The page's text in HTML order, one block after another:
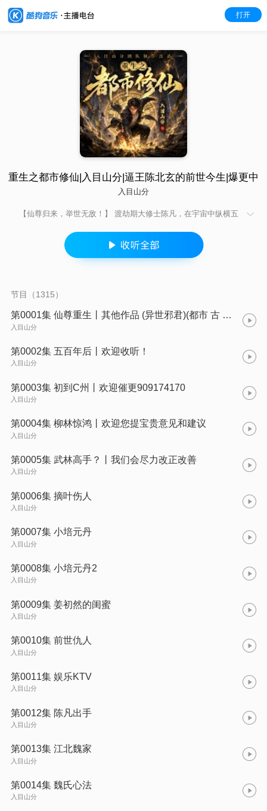
打开
重生之都市修仙|入目山分|逼王陈北玄的前世今生|爆更中
入目山分
【仙尊归来，举世无敌！】 渡劫期大修士陈凡，在宇宙中纵横五
少时代！ 这一世，他是手握无上功法的北玄仙尊，却也是被人轻
视的高中生。面对曾经的屈辱、弱小的家人和敌人的挑衅，他不
再隐忍！ 修最顶级的功法，打最狠的脸！从校园逆袭到星空争
你体验从头爽到尾的极致快感！
节目（1315）
第0001集 仙尊重生丨其他作品 (异世邪君)(都市 古 仙医2)
入目山分
第0002集 五百年后丨欢迎收听！
入目山分
第0003集 初到C州丨欢迎催更909174170
入目山分
第0004集 柳林惊鸿丨欢迎您提宝贵意见和建议
入目山分
第0005集 武林高手？丨我们会尽力改正改善
入目山分
第0006集 摘叶伤人
入目山分
第0007集 小培元丹
入目山分
第0008集 小培元丹2
入目山分
第0009集 姜初然的闺蜜
入目山分
第0010集 前世仇人
入目山分
第0011集 娱乐KTV
入目山分
第0012集 陈凡出手
入目山分
第0013集 江北魏家
入目山分
第0014集 魏氏心法
入目山分